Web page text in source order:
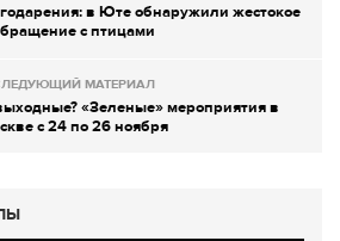
в Юте обнаружили жестокое
с птицами
МАТЕРИАЛ
«Зеленые» мероприятия в
с 24 по 26 ноября